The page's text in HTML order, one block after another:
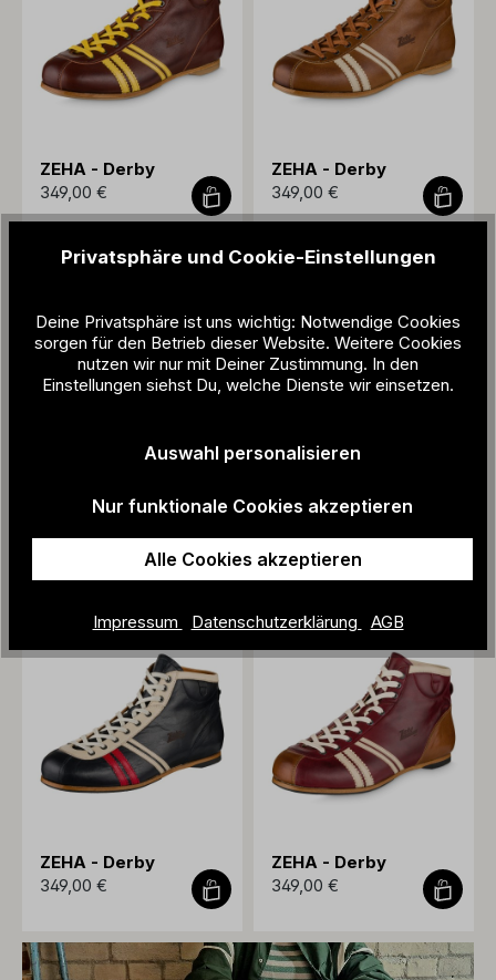
ZEHA - Derby
349,00 €
ZEHA - Derby
349,00 €
ZEHA - Derby
349,00 €
ZEHA - Derby
349,00 €
ZEHA - Derby
349,00 €
ZEHA - Derby
349,00 €
Privatsphäre und Cookie-Einstellungen
Deine Privatsphäre ist uns wichtig: Notwendige Cookies
sorgen für den Betrieb dieser Website. Weitere Cookies
nutzen wir nur mit Deiner Zustimmung. In den
Einstellungen siehst Du, welche Dienste wir einsetzen.
Auswahl personalisieren
Nur funktionale Cookies akzeptieren
Alle Cookies akzeptieren
Impressum Datenschutzerklärung AGB